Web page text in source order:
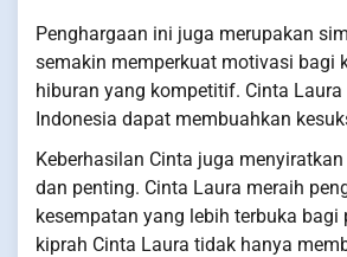
Penghargaan ini juga merupakan
semakin memperkuat motivasi bagi
hiburan yang kompetitif. Cinta
Indonesia dapat membuahkan
Keberhasilan Cinta juga
dan penting. Cinta Laura meraih
kesempatan yang lebih terbuka
kiprah Cinta Laura tidak hanya